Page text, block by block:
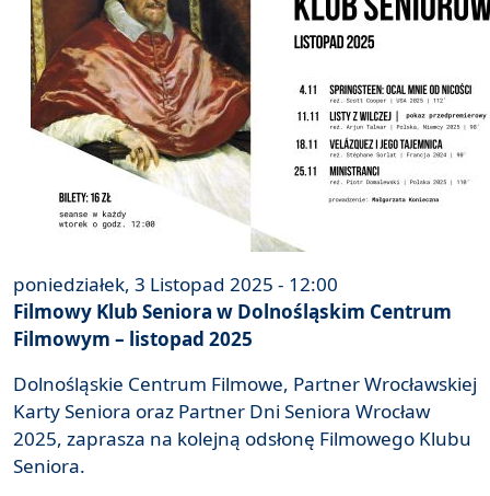
poniedziałek, 3 Listopad 2025 - 12:00
Filmowy Klub Seniora w Dolnośląskim Centrum
Filmowym – listopad 2025
Dolnośląskie Centrum Filmowe, Partner Wrocławskiej
Karty Seniora oraz Partner Dni Seniora Wrocław
2025, zaprasza na kolejną odsłonę Filmowego Klubu
Seniora.